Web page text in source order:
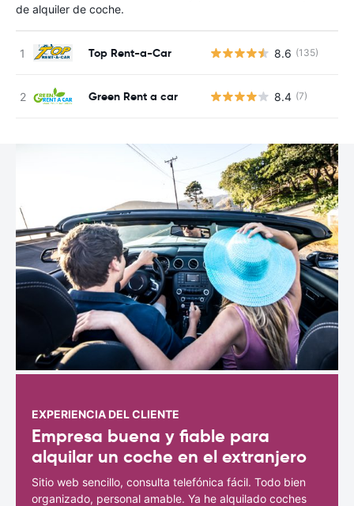
de alquiler de coche.
Top Rent-a-Car 8.6 (135)
Green Rent a car 8.4 (7)
EXPERIENCIA DEL CLIENTE
Empresa buena y fiable para
alquilar un coche en el extranjero
Sitio web sencillo, consulta telefónica fácil. Todo bien
organizado, personal amable. Ya he alquilado coches